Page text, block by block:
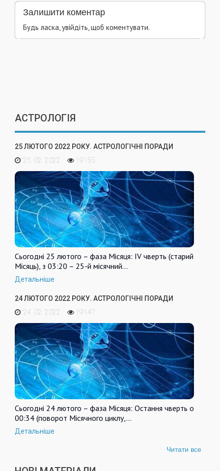
Залишити коментар
Будь ласка, увійдіть, щоб коментувати.
АСТРОЛОГІЯ
25 ЛЮТОГО 2022 РОКУ. АСТРОЛОГІЧНІ ПОРАДИ
25. 02. 2022
19155
Сьогодні 25 лютого – фаза Місяця: IV чверть (старий
Місяць), з 03:20 – 25-й місячний…
Детальніше
24 ЛЮТОГО 2022 РОКУ. АСТРОЛОГІЧНІ ПОРАДИ
24. 02. 2022
19147
Сьогодні 24 лютого – фаза Місяця: Остання чверть о
00:34 (поворот Місячного циклу,…
Детальніше
Читати все